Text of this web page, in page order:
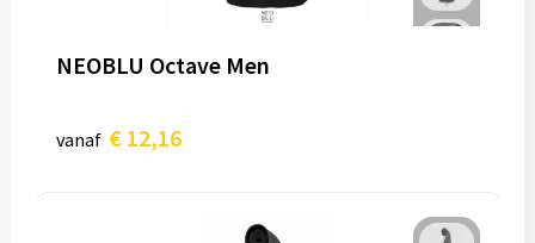
NEOBLU Octave Men
vanaf € 12,16